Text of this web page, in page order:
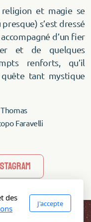
et magie se
s’est dressé
d’un fier
et de quelques
renforts, qu’il
quête tant mystique
Faravelli
des
J'accepte